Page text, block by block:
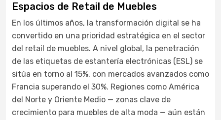
Espacios de Retail de Muebles
En los últimos años, la transformación digital se ha
convertido en una prioridad estratégica en el sector
del retail de muebles. A nivel global, la penetración
de las etiquetas de estantería electrónicas (ESL) se
sitúa en torno al 15%, con mercados avanzados como
Francia superando el 30%. Regiones como América
del Norte y Oriente Medio — zonas clave de
crecimiento para muebles de alta moda — aún están